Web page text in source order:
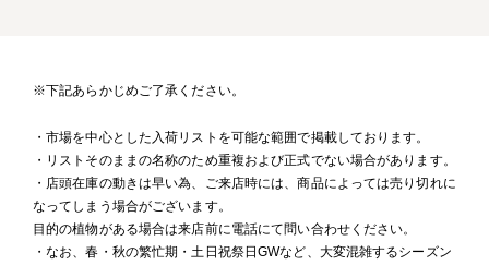
※下記あらかじめご了承ください。
・市場を中心とした入荷リストを可能な範囲で掲載しております。
・リストそのままの名称のため重複および正式でない場合があります。
・店頭在庫の動きは早い為、ご来店時には、商品によっては売り切れに
なってしまう場合がございます。
目的の植物がある場合は来店前に電話にて問い合わせください。
・なお、春・秋の繁忙期・土日祝祭日GWなど、大変混雑するシーズン